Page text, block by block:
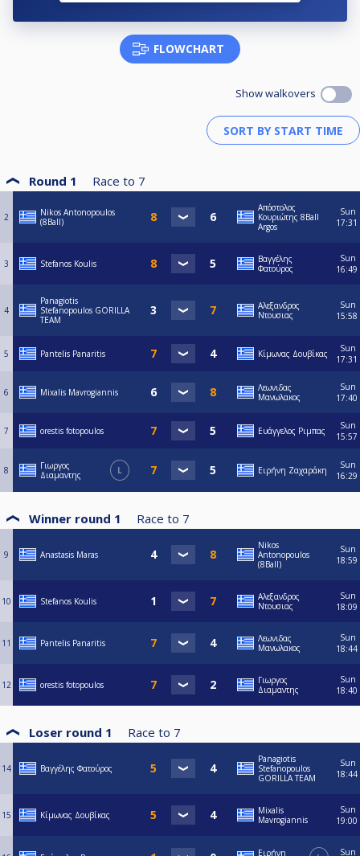
FLOWCHART
Show walkovers
Round 1 Race to 7
2
Nikos Antonopoulos
(8Ball)
Απόστολος
Κουριώτης 8Ball
Argos
Sun
17:31
3 Stefanos Koulis
Βαγγέλης
Φατούρος
Sun
16:49
4
Panagiotis
Stefanopoulos GORILLA
TEAM
Αλεξανδρος
Ντουσιας
Sun
15:58
5 Pantelis Panaritis Κίμωνας Δουβίκας
Sun
17:31
6 Mixalis Mavrogiannis
Λεωνιδας
Μανωλακος
Sun
17:40
7 orestis fotopoulos Ευάγγελος Ριμπας
Sun
15:57
8
Γιωργος
Διαμαντης
L Ειρήνη Ζαχαράκη
Sun
16:29
Winner round 1 Race to 7
9 Anastasis Maras
Nikos
Antonopoulos
(8Ball)
Sun
18:59
10 Stefanos Koulis
Αλεξανδρος
Ντουσιας
Sun
18:09
11 Pantelis Panaritis
Λεωνιδας
Μανωλακος
Sun
18:44
12 orestis fotopoulos
Γιωργος
Διαμαντης
Sun
18:40
Loser round 1 Race to 7
14 Βαγγέλης Φατούρος
Panagiotis
Stefanopoulos
GORILLA TEAM
Sun
18:44
15 Κίμωνας Δουβίκας
Mixalis
Mavrogiannis
Sun
19:00
Ειρήνη
Sun